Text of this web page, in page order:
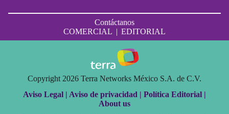
Contáctanos
COMERCIAL | EDITORIAL
Copyright 2026 Terra Networks México S.A. de C.V.
Aviso Legal | Aviso de privacidad | Política Editorial |
About us